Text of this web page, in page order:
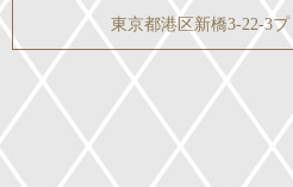
東京都港区新橋3-22-3